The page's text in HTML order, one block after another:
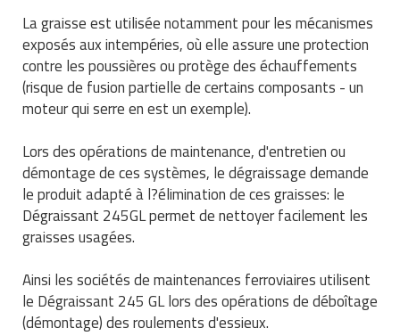
Table de cuisson professionnelle
Tables de préparation réfrigérées
Vaisselle restaurant
Vitrines réfrigérées
La graisse est utilisée notamment pour les mécanismes
exposés aux intempéries, où elle assure une protection
contre les poussières ou protège des échauffements
(risque de fusion partielle de certains composants - un
moteur qui serre en est un exemple).
Lors des opérations de maintenance, d'entretien ou
démontage de ces systèmes, le dégraissage demande
le produit adapté à l?élimination de ces graisses: le
Dégraissant 245GL permet de nettoyer facilement les
graisses usagées.
Ainsi les sociétés de maintenances ferroviaires utilisent
le Dégraissant 245 GL lors des opérations de déboîtage
(démontage) des roulements d'essieux.